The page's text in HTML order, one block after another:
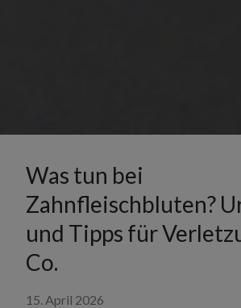
Was tun bei
Zahnfleischbluten?
und Tipps für
Co.
15. April 2026